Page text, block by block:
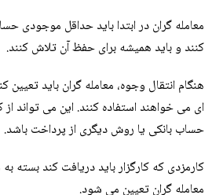
معامله گران در ابتدا باید حداقل موجودی
کنند و باید همیشه برای حفظ آن تلاش کنند.
هنگام انتقال وجوه، معامله گران باید
ای می خواهند استفاده کنند. این می تواند از
حساب بانکی یا روش دیگری از پرداخت باشد.
کارمزدی که کارگزار باید دریافت کند بسته به
معامله گران تعیین می شود.